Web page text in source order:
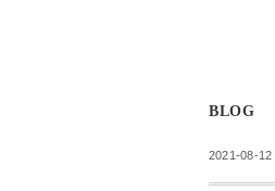
BLOG
2021-08-12